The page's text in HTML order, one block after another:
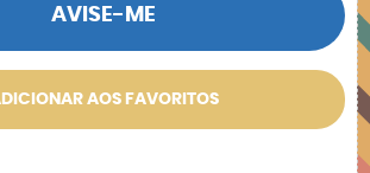
AVISE-ME
AOS FAVORITOS